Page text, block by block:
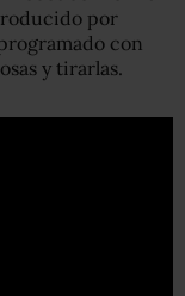
por
con
y tirarlas.